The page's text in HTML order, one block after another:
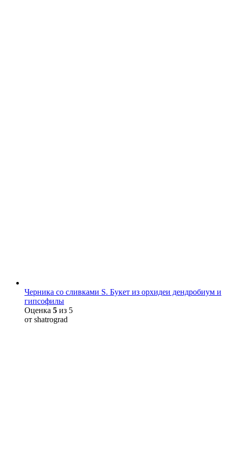
Черника со сливками S. Букет из орхидеи дендробиум и
гипсофилы
Оценка 5 из 5
от shatrograd